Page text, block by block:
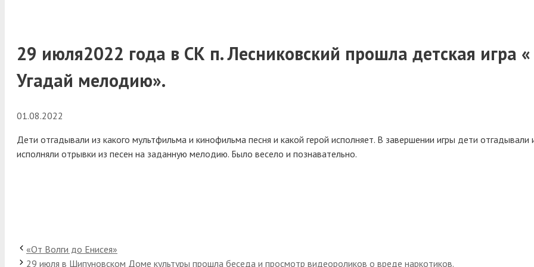
29 июля2022 года в СК п. Лесниковский прошла детская игра «
Угадай мелодию».
01.08.2022
Дети отгадывали из какого мультфильма и кинофильма песня и какой герой исполняет. В завершении игры дети отгадывали
исполняли отрывки из песен на заданную мелодию. Было весело и познавательно.
«От Волги до Енисея»
29 июля в Шипуновском Доме культуры прошла беседа и просмотр видеороликов о вреде наркотиков.